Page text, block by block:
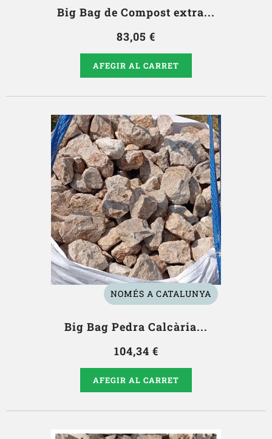
Big Bag de Compost extra...
83,05 €
AFEGIR AL CARRET
NOMÉS A CATALUNYA
Big Bag Pedra Calcària...
104,34 €
AFEGIR AL CARRET